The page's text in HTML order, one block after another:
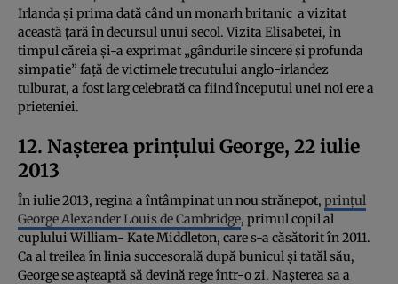
Irlanda și prima dată când un monarh britanic a vizitat
această țară în decursul unui secol. Vizita Elisabetei, în
timpul căreia și-a exprimat „gândurile sincere și profunda
simpatie” față de victimele trecutului anglo-irlandez
tulburat, a fost larg celebrată ca fiind începutul unei noi ere a
prieteniei.
12. Nașterea prințului George, 22 iulie
2013
În iulie 2013, regina a întâmpinat un nou strănepot, prințul
George Alexander Louis de Cambridge, primul copil al
cuplului William- Kate Middleton, care s-a căsătorit în 2011.
Ca al treilea în linia succesorală după bunicul și tatăl său,
George se așteaptă să devină rege într-o zi. Nașterea sa a